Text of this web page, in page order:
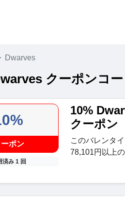
Dwarves
クーポンコ
ポン
済み 1 回
10%
クーポン
このバレンタ
78,101円以上